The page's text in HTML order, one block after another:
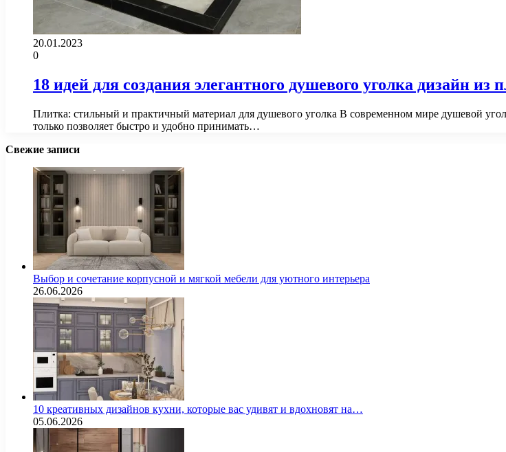
20.01.2023
0
18 идей для создания элегантного душевого уголка дизайн
Плитка: стильный и практичный материал для душевого уголка В современном мире душевой
только позволяет быстро и удобно принимать…
Свежие записи
Выбор и сочетание корпусной и мягкой мебели для уютного интерьера
26.06.2026
10 креативных дизайнов кухни, которые вас удивят и вдохновят на…
05.06.2026